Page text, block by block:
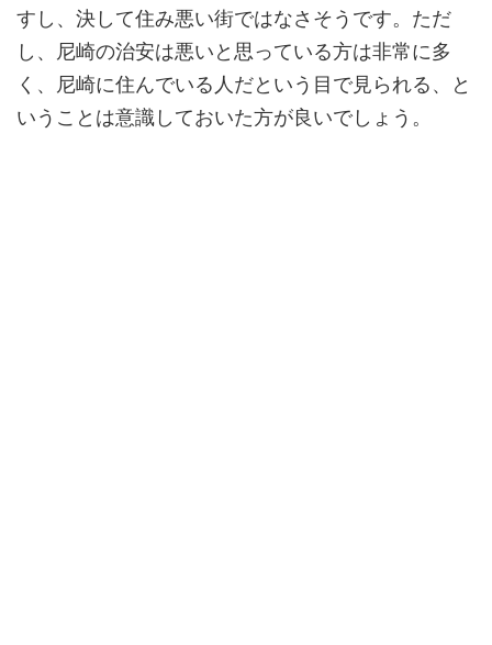
すし、決して住み悪い街ではなさそうです。ただ
し、尼崎の治安は悪いと思っている方は非常に多
く、尼崎に住んでいる人だという目で見られる、と
いうことは意識しておいた方が良いでしょう。